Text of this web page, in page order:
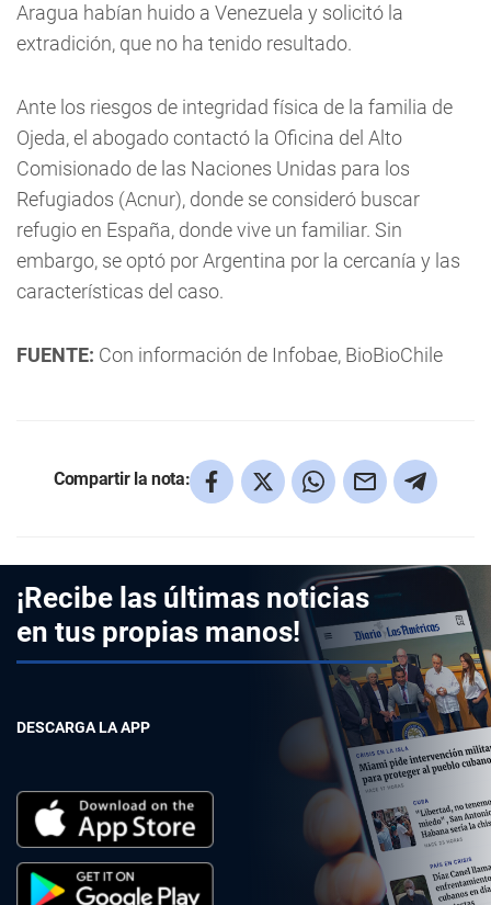
Aragua habían huido a Venezuela y solicitó la
extradición, que no ha tenido resultado.
Ante los riesgos de integridad física de la familia de
Ojeda, el abogado contactó la Oficina del Alto
Comisionado de las Naciones Unidas para los
Refugiados (Acnur), donde se consideró buscar
refugio en España, donde vive un familiar. Sin
embargo, se optó por Argentina por la cercanía y las
características del caso.
FUENTE: Con información de Infobae, BioBioChile
Compartir la nota:
¡Recibe las últimas noticias
en tus propias manos!
DESCARGA LA APP